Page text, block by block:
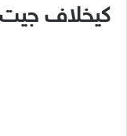
کیخلاف جیت